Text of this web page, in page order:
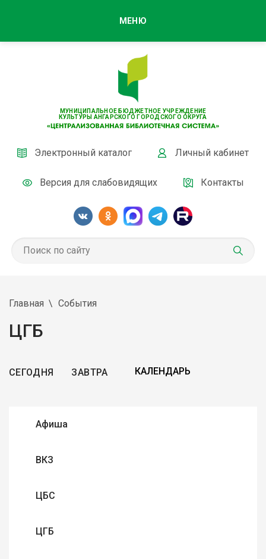
МУНИЦИПАЛЬНОЕ БЮДЖЕТНОЕ УЧРЕЖДЕНИЕ
КУЛЬТУРЫ АНГАРСКОГО ГОРОДСКОГО ОКРУГА
Электронный каталог Личный кабинет
Версия для слабовидящих Контакты
МЕНЮ
Главная События
ЦГБ
СЕГОДНЯ ЗАВТРА
Афиша
ВКЗ
ЦБС
ЦГБ